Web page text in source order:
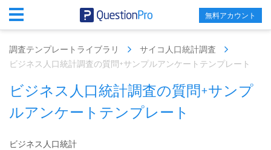
無料アカウント
調査テンプレートライブラリ
サイコ人口統計調査
ビジネス人口統計調査の質問+サンプルアンケートテンプレート
ビジネス人口統計調査の質問+サンプ
ルアンケートテンプレート
ビジネス人口統計